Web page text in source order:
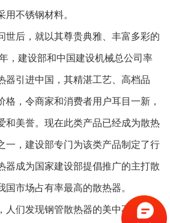
不锈钢材料。
世后，就以其尊贵典雅、丰富多彩的
，建设部和中国建设机械总公司率
器引进中国，其精湛工艺、高档品
格，令商家和消费者用户耳目一新，
和美誉。现在此类产品已经成为散热
一，建设部专门为该类产品制定了行
器成为国家建设部提倡推广的主打散
市场占有率最高的散热器。
们发现钢管散热器的美中不足，就